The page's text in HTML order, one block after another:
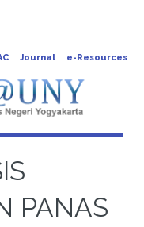
Journal e-Resources
PANAS